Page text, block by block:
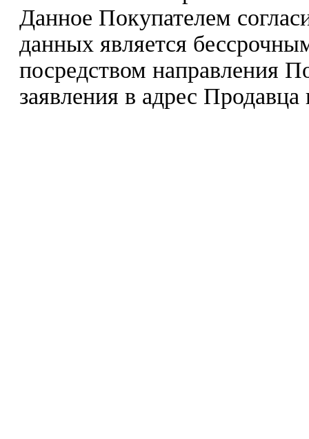
Данное Покупателем
данных является
посредством направления
заявления в адрес